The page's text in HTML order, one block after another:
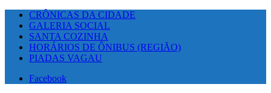
CRÔNICAS DA CIDADE
GALERIA SOCIAL
SANTA COZINHA
HORÁRIOS DE ÔNIBUS (REGIÃO)
PIADAS VAGAU
Facebook